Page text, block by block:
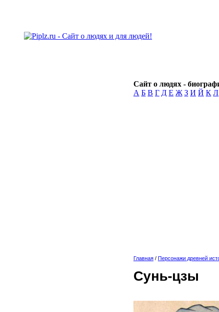
Сайт о людях -
А Б В Г Д Е Ж З И Й К Л
Главная / Персонажи древней
Сунь-цзы